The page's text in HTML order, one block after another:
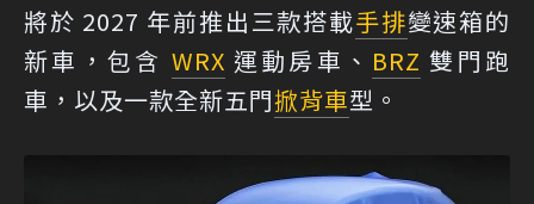
將於 2027 年前推出三款搭載手排變速箱的
新車，包含 WRX 運動房車、 BRZ 雙門跑
車，以及一款全新五門掀背車型。